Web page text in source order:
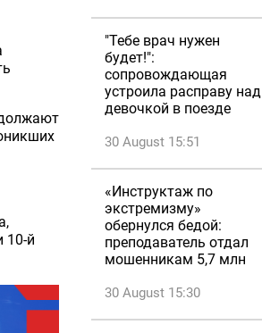
10-й
"Тебе врач нужен
будет!":
сопровождающая
устроила расправу над
девочкой в поезде
30 August 15:51
«Инструктаж по
экстремизму»
обернулся бедой:
преподаватель отдал
мошенникам 5,7 млн
30 August 15:30